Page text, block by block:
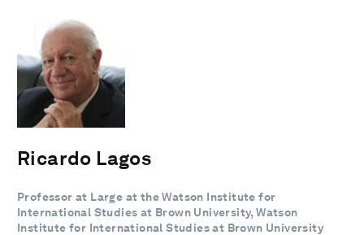
Ricardo Lagos
Professor at Large at the Watson Institute for
International Studies at Brown University, Watson
Institute for International Studies at Brown University